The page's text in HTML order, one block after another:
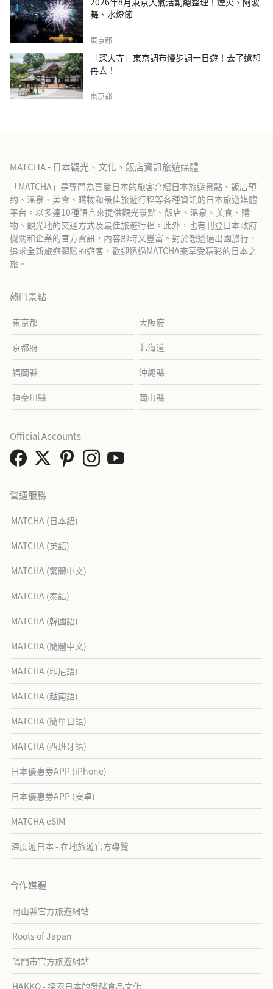
舞、水燈節
東京都
「深大寺」東京調布慢步調一日遊！去了還想
再去！
東京都
MATCHA - 日本觀光、文化、飯店資訊旅遊媒體
「MATCHA」是專門為喜愛日本的旅客介紹日本旅遊景點、飯店預
約、溫泉、美食、購物和最佳旅遊行程等各種資訊的日本旅遊媒體
平台。以多達10種語言來提供觀光景點、飯店、溫泉、美食、購
物、觀光地的交通方式及最佳旅遊行程。此外，也有刊登日本政府
機關和企業的官方資訊，內容即時又豐富。對於想透過出國旅行、
追求全新旅遊體驗的遊客，歡迎透過MATCHA來享受精彩的日本之
旅。
熱門景點
東京都 大阪府
京都府 北海道
福岡縣 沖繩縣
神奈川縣 岡山縣
營運服務
MATCHA (日本語)
MATCHA (英語)
MATCHA (繁體中文)
MATCHA (泰語)
MATCHA (韓國語)
MATCHA (簡體中文)
MATCHA (印尼語)
MATCHA (越南語)
MATCHA (簡單日語)
MATCHA (西班牙語)
日本優惠券APP (iPhone)
日本優惠券APP (安卓)
MATCHA eSIM
深度遊日本 - 在地旅遊官方導覽
合作媒體
岡山縣官方旅遊網站
Roots of Japan
鳴門市官方旅遊網站
HAKKO - 探索日本的發酵食品文化
Official Accounts